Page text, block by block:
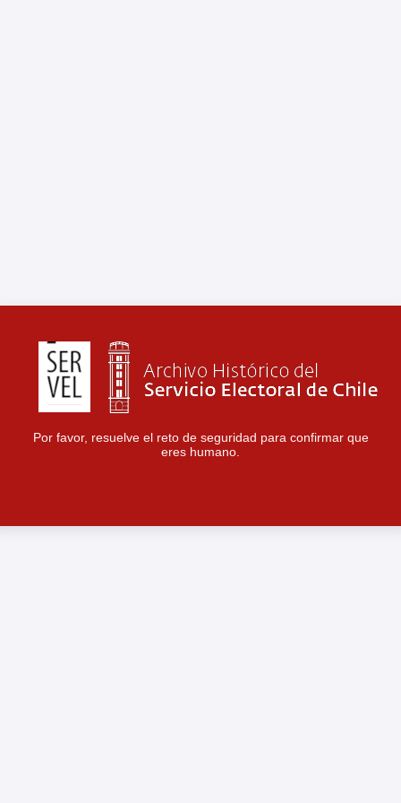
Por favor, resuelve el reto de seguridad para confirmar que
eres humano.